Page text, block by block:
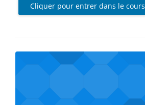
Cliquer pour entrer dans le cours